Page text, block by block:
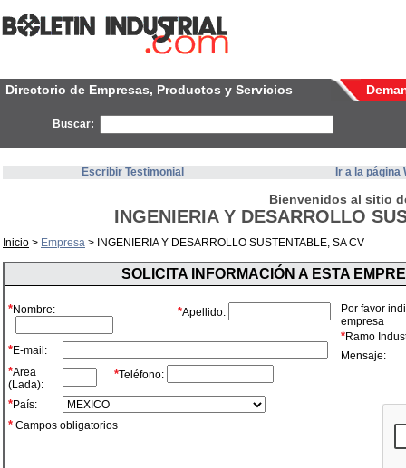
Directorio de Empresas, Productos y Servicios
Buscar:
Escribir Testimonial Ir a la página
Bienvenidos al sitio
INGENIERIA Y DESARROLLO
Inicio > Empresa > INGENIERIA Y DESARROLLO SUSTENTABLE, SA CV
SOLICITA INFORMACIÓN A ESTA
*Nombre: *Apellido:
*E-mail:
*Area
(Lada):
*Teléfono:
*País:
* Campos obligatorios
Por favor
empresa
*Ramo
Mensaje: